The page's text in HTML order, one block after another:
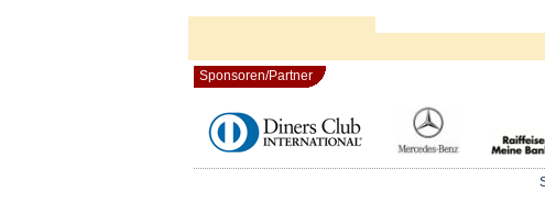
Sponsoren/Partner